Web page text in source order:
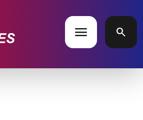
menu search